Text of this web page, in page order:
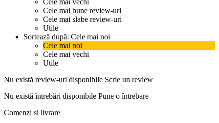
Cele mai bune review-uri
Cele mai slabe review-uri
Utile
Sortează după: Cele mai noi
Cele mai noi
Cele mai vechi
Utile
Nu există review-uri disponibile Scrie un review
Nu există întrebări disponibile Pune o întrebare
Comenzi si livrare